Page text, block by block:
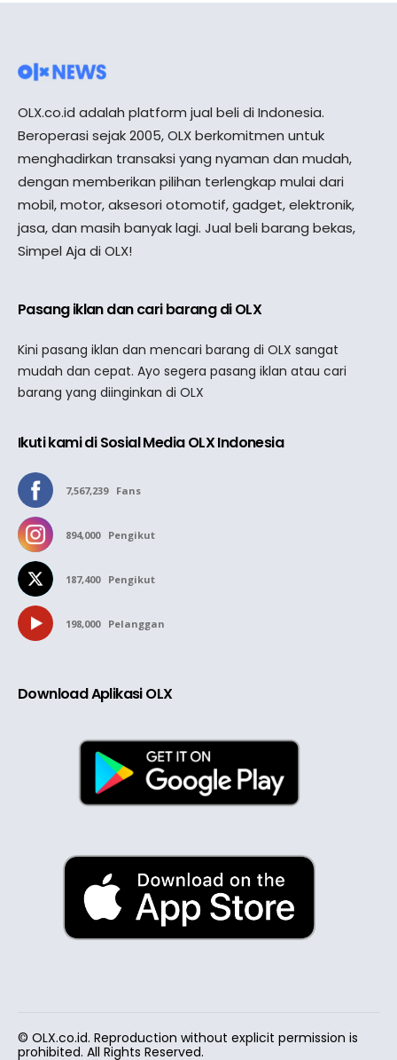
OLX.co.id adalah platform jual beli di Indonesia.
Beroperasi sejak 2005, OLX berkomitmen untuk
menghadirkan transaksi yang nyaman dan mudah,
dengan memberikan pilihan terlengkap mulai dari
mobil, motor, aksesori otomotif, gadget, elektronik,
jasa, dan masih banyak lagi. Jual beli barang bekas,
Simpel Aja di OLX!
Pasang iklan dan cari barang di OLX
Kini pasang iklan dan mencari barang di OLX sangat
mudah dan cepat. Ayo segera pasang iklan atau cari
barang yang diinginkan di OLX
Ikuti kami di Sosial Media OLX Indonesia
7,567,239 Fans
894,000 Pengikut
187,400 Pengikut
198,000 Pelanggan
Download Aplikasi OLX
© OLX.co.id. Reproduction without explicit permission is
prohibited. All Rights Reserved.